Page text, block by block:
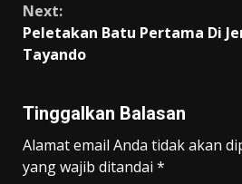
Next:
Peletakan Batu Pertama Di
Tayando
Tinggalkan Balasan
Alamat email Anda tidak akan
yang wajib ditandai *